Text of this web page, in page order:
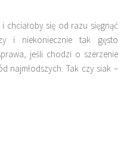
chciałoby się od razu sięgnąć
i niekoniecznie tak gęsto
jeśli chodzi o szerzenie
najmłodszych. Tak czy siak –